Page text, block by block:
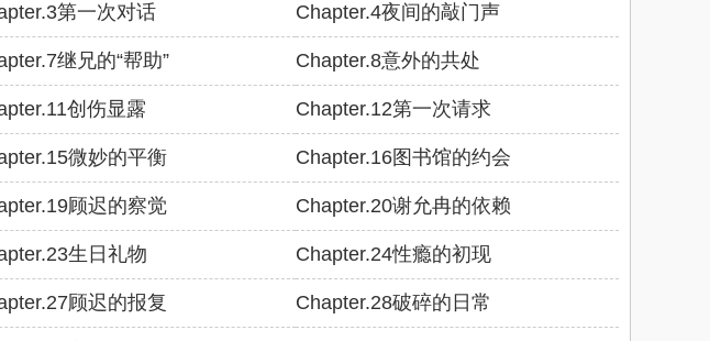
第一次对话 Chapter.4夜间的敲门声
继兄的“帮助” Chapter.8意外的共处
创伤显露 Chapter.12第一次请求
微妙的平衡 Chapter.16图书馆的约会
顾迟的察觉 Chapter.20谢允冉的依赖
生日礼物 Chapter.24性瘾的初现
顾迟的报复 Chapter.28破碎的日常